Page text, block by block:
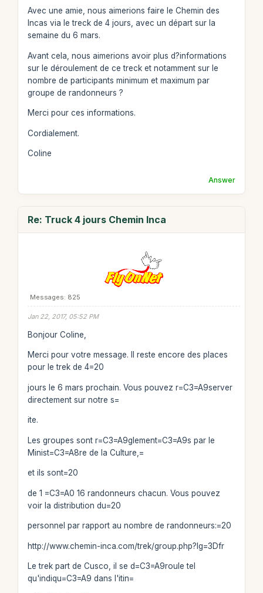
Avec une amie, nous aimerions faire le Chemin des
Incas via le treck de 4 jours, avec un départ sur la
semaine du 6 mars.
Avant cela, nous aimerions avoir plus d?informations
sur le déroulement de ce treck et notamment sur le
nombre de participants minimum et maximum par
groupe de randonneurs ?
Merci pour ces informations.
Cordialement.
Coline
Answer
Re: Truck 4 jours Chemin Inca
Messages: 825
Jan 22, 2017, 05:52 PM
Bonjour Coline,
Merci pour votre message. Il reste encore des places
pour le trek de 4=20
jours le 6 mars prochain. Vous pouvez r=C3=A9server
directement sur notre s=
ite.
Les groupes sont r=C3=A9glement=C3=A9s par le
Minist=C3=A8re de la Culture,=
et ils sont=20
de 1 =C3=A0 16 randonneurs chacun. Vous pouvez
voir la distribution du=20
personnel par rapport au nombre de randonneurs:=20
http://www.chemin-inca.com/trek/group.php?lg=3Dfr
Le trek part de Cusco, il se d=C3=A9roule tel
qu'indiqu=C3=A9 dans l'itin=